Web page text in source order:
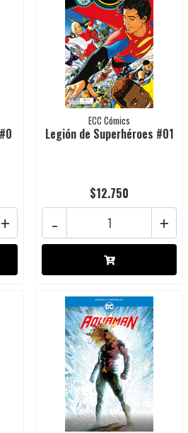
+
ECC Cómics
Legión de Superhéroes #01
$12.750
+
-